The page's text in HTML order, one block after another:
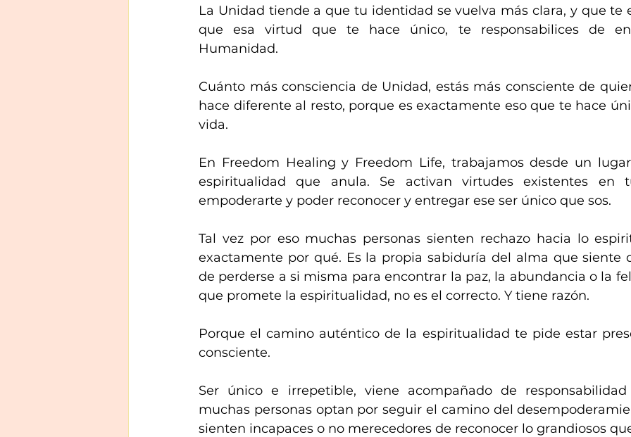
La Unidad tiende a que tu identidad se vuelva más clara, y que te
que esa virtud que te hace único, te responsabilices de
Humanidad.
Cuánto más consciencia de Unidad, estás más consciente de
hace diferente al resto, porque es exactamente eso que te hace
vida.
En Freedom Healing y Freedom Life, trabajamos desde un
espiritualidad que anula. Se activan virtudes existentes en
empoderarte y poder reconocer y entregar ese ser único que sos.
Tal vez por eso muchas personas sienten rechazo hacia lo
exactamente por qué. Es la propia sabiduría del alma que siente
de perderse a si misma para encontrar la paz, la abundancia o la
que promete la espiritualidad, no es el correcto. Y tiene razón.
Porque el camino auténtico de la espiritualidad te pide estar
consciente.
Ser único e irrepetible, viene acompañado de
muchas personas optan por seguir el camino del
sienten incapaces o no merecedores de reconocer lo grandiosos